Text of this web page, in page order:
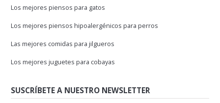
Los mejores piensos para gatos
Los mejores piensos hipoalergénicos para perros
Las mejores comidas para jilgueros
Los mejores juguetes para cobayas
SUSCRÍBETE A NUESTRO NEWSLETTER